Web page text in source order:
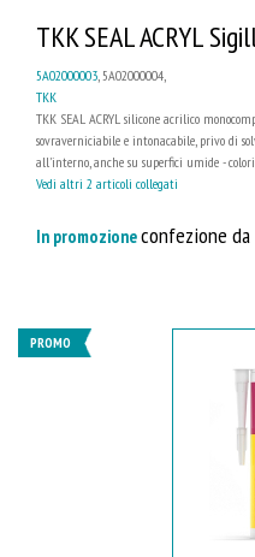
TKK SEAL ACRYL
5A02000003, 5A02000004,
TKK
TKK SEAL ACRYL silicone acrilico
sovraverniciabile e intonacabile, privo di
all'interno, anche su superfici umide -
Vedi altri 2 articoli collegati
In promozioneconfezione da
PROMO